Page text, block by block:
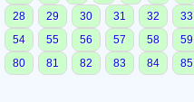
28
29 30 31 32 33
54
55 56 57 58 59
80
81 82 83 84 85